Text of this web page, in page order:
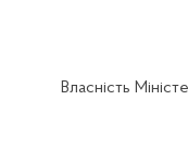
Власність